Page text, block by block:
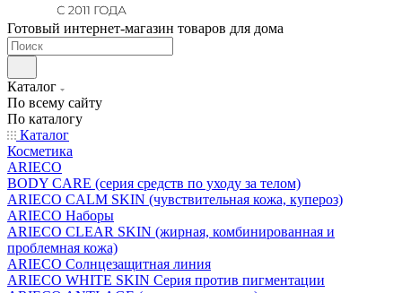
Готовый интернет-магазин товаров для дома
Каталог
По всему сайту
По каталогу
Каталог
Косметика
ARIECO
BODY CARE (серия средств по уходу за телом)
ARIECO CALM SKIN (чувствительная кожа, купероз)
ARIECO Наборы
ARIECO CLEAR SKIN (жирная, комбинированная и
проблемная кожа)
ARIECO Солнцезащитная линия
ARIECO WHITE SKIN Серия против пигментации